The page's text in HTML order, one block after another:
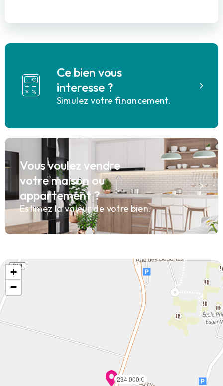
Ce bien vous
interesse ?
Simulez votre financement.
Vous voulez vendre
votre maison ou
appartement ?
Estimez la valeur de votre bien.
234 000 €
+
−